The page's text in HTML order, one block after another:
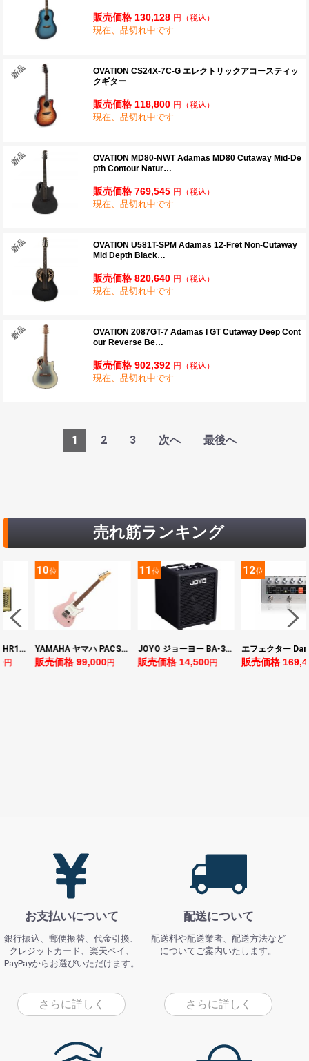
販売価格 130,128 円 （税込）
現在、品切れ中です
OVATION CS24X-7C-G エレクトリックアコースティッ
クギター
販売価格 118,800 円 （税込）
現在、品切れ中です
OVATION MD80-NWT Adamas MD80 Cutaway Mid-De
pth Contour Natur…
販売価格 769,545 円 （税込）
現在、品切れ中です
OVATION U581T-SPM Adamas 12-Fret Non-Cutaway
Mid Depth Black…
販売価格 820,640 円 （税込）
現在、品切れ中です
OVATION 2087GT-7 Adamas I GT Cutaway Deep Cont
our Reverse Be…
販売価格 902,392 円 （税込）
現在、品切れ中です
1 2 3 次へ 最後へ
売れ筋ランキング
ヤマハ YAMAHA THR10II 小型ギターアンプ
円
10位
YAMAHA ヤマハ PACS+12 ASP Pacifica Standard Plus パシフィカスタンダードプラス エレキギター
販売価格 99,000円
11位
JOYO ジョーヨー BA-30 VIBE CUBE BLK 30W 小型ベースアンプ Bluetooth+OTGオーディオI/F搭載
販売価格 14,500円
12位
販売価格
お支払いについて
銀行振込、郵便振替、代金引換、
クレジットカード、楽天ペイ、
PayPayからお選びいただけます。
さらに詳しく
配送について
配送料や配送業者、配送方法など
についてご案内いたします。
さらに詳しく